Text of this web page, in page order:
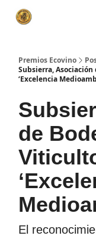
Premios Ecovino
Subsierra,
‘Excelencia
de
El